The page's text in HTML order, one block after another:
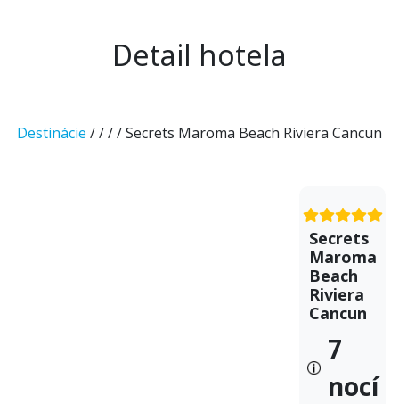
Detail hotela
Destinácie //// Secrets Maroma Beach Riviera Cancun
Secrets
Maroma
Beach
Riviera
Cancun
7
nocí